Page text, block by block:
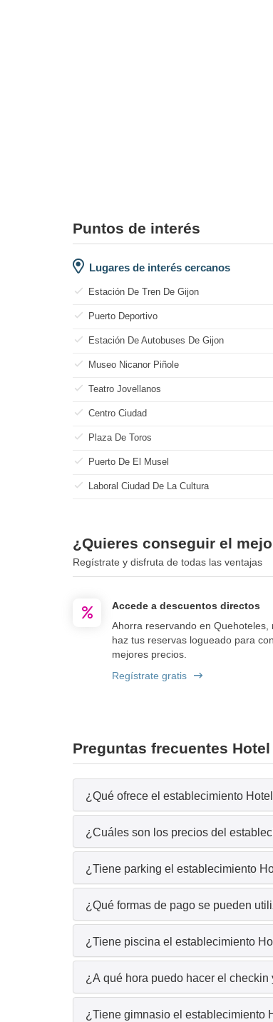
Puntos de interés
Lugares de interés cercanos
Estación De Tren De Gijon
Puerto Deportivo
Estación De Autobuses De Gijon
Museo Nicanor Piñole
Teatro Jovellanos
Centro Ciudad
Plaza De Toros
Puerto De El Musel
Laboral Ciudad De La Cultura
¿Quieres conseguir el
Regístrate y disfruta de todas las ventajas
Accede a descuentos directos
Ahorra reservando en Quehoteles,
haz tus reservas logueado para
mejores precios.
Regístrate gratis
Preguntas frecuentes
¿Qué ofrece el establecimiento
¿Cuáles son los precios del
¿Tiene parking el establecimiento
¿Qué formas de pago se pueden
¿Tiene piscina el establecimiento
¿A qué hora puedo hacer el
¿Tiene gimnasio el establecimiento